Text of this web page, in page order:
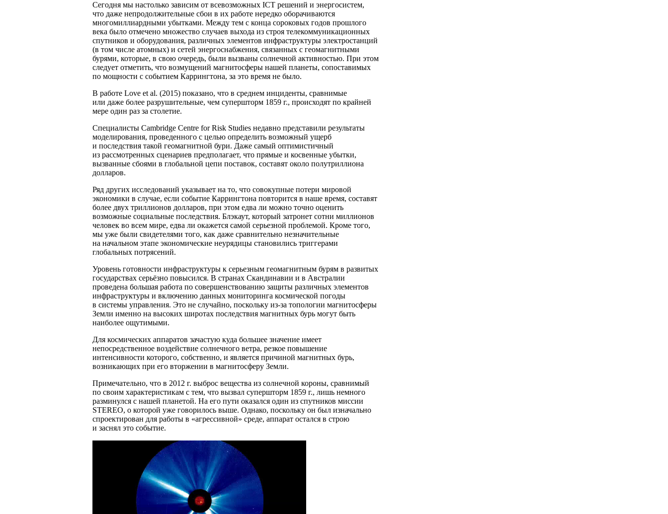
Сегодня мы настолько зависим от всевозможных ICT решений и энергосистем,
что даже непродолжительные сбои в их работе нередко оборачиваются
многомиллиардными убытками. Между тем с конца сороковых годов прошлого
века было отмечено множество случаев выхода из строя телекоммуникационных
спутников и оборудования, различных элементов инфраструктуры электростанций
(в том числе атомных) и сетей энергоснабжения, связанных с геомагнитными
бурями, которые, в свою очередь, были вызваны солнечной активностью. При этом
следует отметить, что возмущений магнитосферы нашей планеты, сопоставимых
по мощности с событием Каррингтона, за это время не было.
В работе Love et al. (2015) показано, что в среднем инциденты, сравнимые
или даже более разрушительные, чем супершторм 1859 г., происходят по крайней
мере один раз за столетие.
Специалисты Cambridge Centre for Risk Studies недавно представили результаты
моделирования, проведенного с целью определить возможный ущерб
и последствия такой геомагнитной бури. Даже самый оптимистичный
из рассмотренных сценариев предполагает, что прямые и косвенные убытки,
вызванные сбоями в глобальной цепи поставок, составят около полутриллиона
долларов.
Ряд других исследований указывает на то, что совокупные потери мировой
экономики в случае, если событие Каррингтона повторится в наше время, составят
более двух триллионов долларов, при этом едва ли можно точно оценить
возможные социальные последствия. Блэкаут, который затронет сотни миллионов
человек во всем мире, едва ли окажется самой серьезной проблемой. Кроме того,
мы уже были свидетелями того, как даже сравнительно незначительные
на начальном этапе экономические неурядицы становились триггерами
глобальных потрясений.
Уровень готовности инфраструктуры к серьезным геомагнитным бурям в развитых
государствах серьёзно повысился. В странах Скандинавии и в Австралии
проведена большая работа по совершенствованию защиты различных элементов
инфраструктуры и включению данных мониторинга космической погоды
в системы управления. Это не случайно, поскольку из-за топологии магнитосферы
Земли именно на высоких широтах последствия магнитных бурь могут быть
наиболее ощутимыми.
Для космических аппаратов зачастую куда большее значение имеет
непосредственное воздействие солнечного ветра, резкое повышение
интенсивности которого, собственно, и является причиной магнитных бурь,
возникающих при его вторжении в магнитосферу Земли.
Примечательно, что в 2012 г. выброс вещества из солнечной короны, сравнимый
по своим характеристикам с тем, что вызвал супершторм 1859 г., лишь немного
разминулся с нашей планетой. На его пути оказался один из спутников миссии
STEREO, о которой уже говорилось выше. Однако, поскольку он был изначально
спроектирован для работы в «агрессивной» среде, аппарат остался в строю
и заснял это событие.